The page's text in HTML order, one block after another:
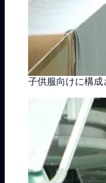
子供服向けに構成